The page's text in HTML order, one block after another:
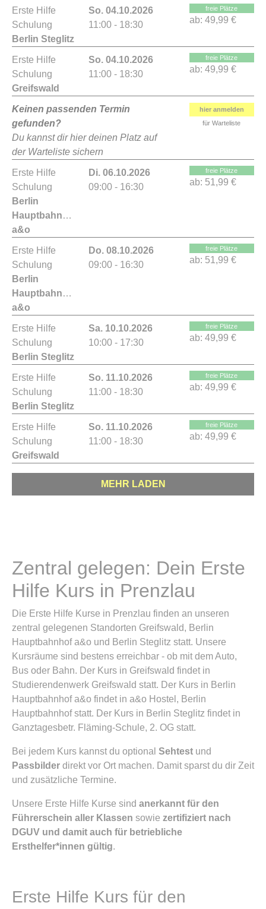
Erste Hilfe
Schulung
Berlin Steglitz
So. 04.10.2026
11:00 - 18:30
freie Plätze
ab: 49,99 €
Erste Hilfe
Schulung
Greifswald
So. 04.10.2026
11:00 - 18:30
freie Plätze
ab: 49,99 €
Keinen passenden Termin
gefunden?
Du kannst dir hier deinen Platz auf
der Warteliste sichern
hier anmelden
für Warteliste
Erste Hilfe
Schulung
Berlin
Hauptbahnhof
a&o
Di. 06.10.2026
09:00 - 16:30
freie Plätze
ab: 51,99 €
Erste Hilfe
Schulung
Berlin
Hauptbahnhof
a&o
Do. 08.10.2026
09:00 - 16:30
freie Plätze
ab: 51,99 €
Erste Hilfe
Schulung
Berlin Steglitz
Sa. 10.10.2026
10:00 - 17:30
freie Plätze
ab: 49,99 €
Erste Hilfe
Schulung
Berlin Steglitz
So. 11.10.2026
11:00 - 18:30
freie Plätze
ab: 49,99 €
Erste Hilfe
Schulung
Greifswald
So. 11.10.2026
11:00 - 18:30
freie Plätze
ab: 49,99 €
MEHR LADEN
Zentral gelegen: Dein Erste
Hilfe Kurs in Prenzlau
Die Erste Hilfe Kurse in Prenzlau finden an unseren
zentral gelegenen Standorten Greifswald, Berlin
Hauptbahnhof a&o und Berlin Steglitz statt. Unsere
Kursräume sind bestens erreichbar - ob mit dem Auto,
Bus oder Bahn. Der Kurs in Greifswald findet in
Studierendenwerk Greifswald statt. Der Kurs in Berlin
Hauptbahnhof a&o findet in a&o Hostel, Berlin
Hauptbahnhof statt. Der Kurs in Berlin Steglitz findet in
Ganztagesbetr. Fläming-Schule, 2. OG statt.
Bei jedem Kurs kannst du optional Sehtest und
Passbilder direkt vor Ort machen. Damit sparst du dir Zeit
und zusätzliche Termine.
Unsere Erste Hilfe Kurse sind anerkannt für den
Führerschein aller Klassen sowie zertifiziert nach
DGUV und damit auch für betriebliche
Ersthelfer*innen gültig.
Erste Hilfe Kurs für den